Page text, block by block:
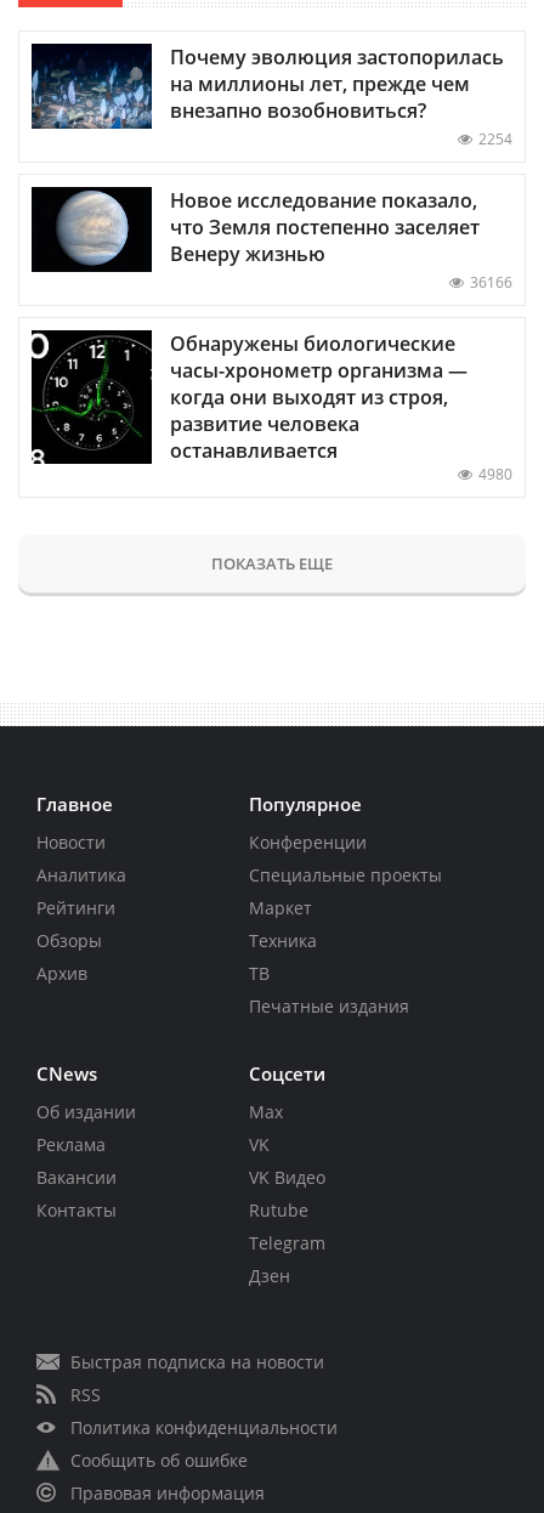
Почему эволюция застопорилась
на миллионы лет, прежде чем
внезапно возобновиться?
2254
Новое исследование показало,
что Земля постепенно заселяет
Венеру жизнью
36166
Обнаружены биологические
часы-хронометр организма —
когда они выходят из строя,
развитие человека
останавливается
4980
ПОКАЗАТЬ ЕЩЕ
Главное
Новости
Аналитика
Рейтинги
Обзоры
Архив
Популярное
Конференции
Специальные проекты
Маркет
Техника
ТВ
Печатные издания
CNews
Об издании
Реклама
Вакансии
Контакты
Соцсети
Max
VK
VK Видео
Rutube
Telegram
Дзен
Быстрая подписка на новости
RSS
Политика конфиденциальности
Сообщить об ошибке
Правовая информация